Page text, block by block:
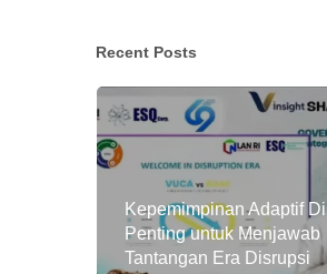
Recent Posts
Kepemimpinan Adaptif
Penting untuk Menjawab
Tantangan Era Disrupsi